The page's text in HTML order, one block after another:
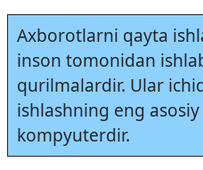
Axborotlarni qayta
inson tomonidan
qurilmalardir. Ular
ishlashning eng
kompyuterdir.